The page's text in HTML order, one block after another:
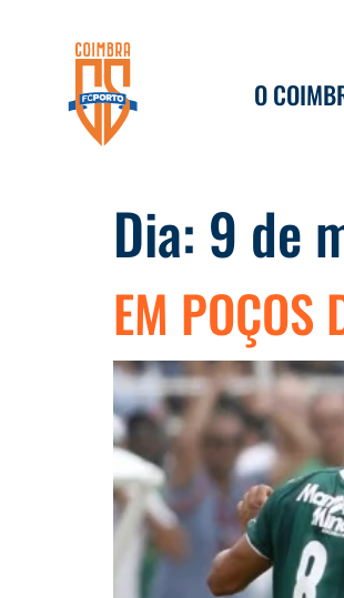
O
Dia: 9 de
EM POÇOS